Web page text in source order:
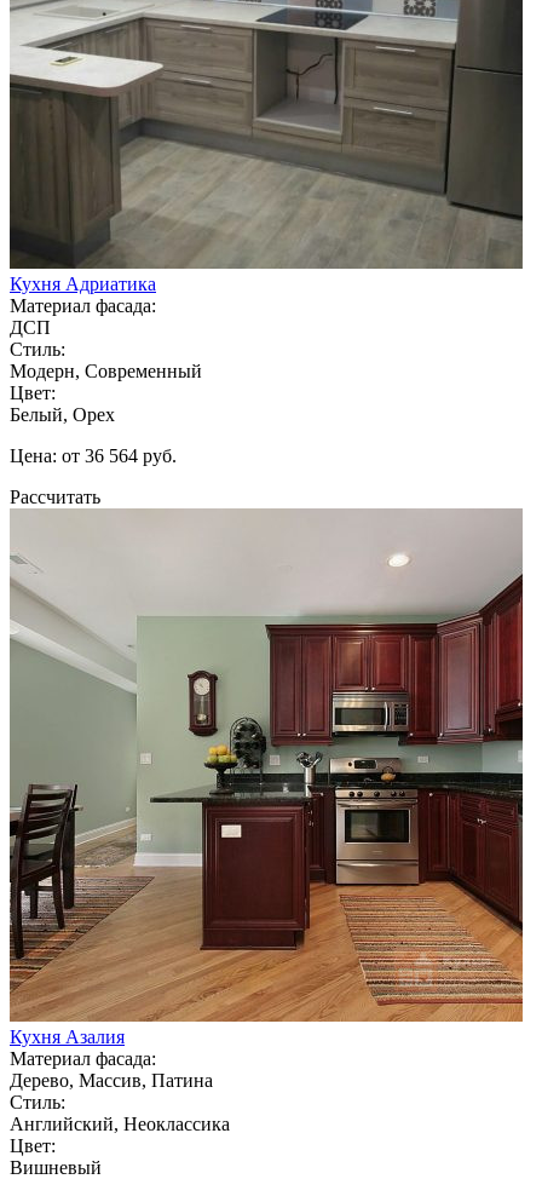
Кухня Адриатика
Материал фасада:
ДСП
Стиль:
Модерн, Современный
Цвет:
Белый, Орех
Цена: от 36 564 руб.
Рассчитать
Кухня Азалия
Материал фасада:
Дерево, Массив, Патина
Стиль:
Английский, Неоклассика
Цвет:
Вишневый